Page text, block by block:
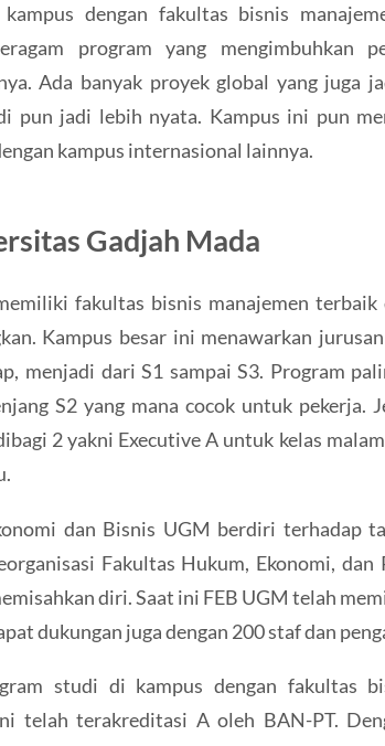
kampus dengan fakultas bisnis
program yang mengimbuhkan
Ada banyak proyek global yang juga
pun jadi lebih nyata. Kampus ini pun
kampus internasional lainnya.
Gadjah Mada
fakultas bisnis manajemen terbaik
Kampus besar ini menawarkan
menjadi dari S1 sampai S3. Program
S2 yang mana cocok untuk pekerja.
2 yakni Executive A untuk kelas
dan Bisnis UGM berdiri terhadap
Fakultas Hukum, Ekonomi,
diri. Saat ini FEB UGM telah
dukungan juga dengan 200 staf dan
studi di kampus dengan fakultas
telah terakreditasi A oleh BAN-PT.